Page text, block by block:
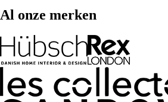
Al onze merken